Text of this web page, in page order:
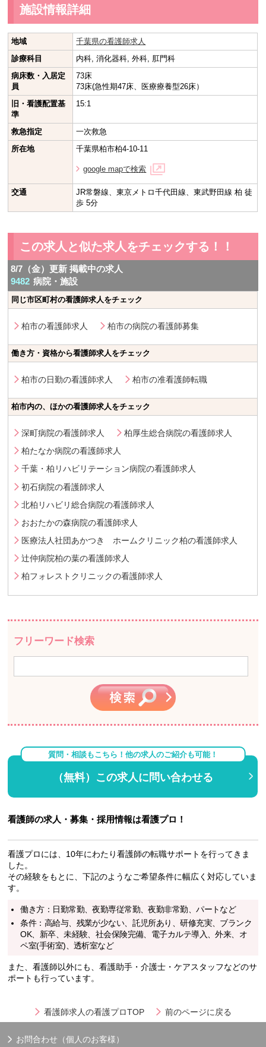
施設情報詳細
地域
千葉県の看護師求人
診療科目
内科, 消化器科, 外科, 肛門科
病床数・入居定
員
73床
73床(急性期47床、医療療養型26床）
旧・看護配置基
準
15:1
救急指定
一次救急
所在地
千葉県柏市柏4-10-11
google mapで検索
交通
JR常磐線、東京メトロ千代田線、東武野田線 柏 徒
歩 5分
この求人と似た求人をチェックする！！
8/7（金）更新 掲載中の求人
9482 病院・施設
同じ市区町村の看護師求人をチェック
柏市の看護師求人 柏市の病院の看護師募集
働き方・資格から看護師求人をチェック
柏市の日勤の看護師求人 柏市の准看護師転職
柏市内の、ほかの看護師求人をチェック
深町病院の看護師求人
柏厚生総合病院の看護師求人
柏たなか病院の看護師求人
千葉・柏リハビリテーション病院の看護師求人
初石病院の看護師求人
北柏リハビリ総合病院の看護師求人
おおたかの森病院の看護師求人
医療法人社団あかつき ホームクリニック柏の看護師求人
辻仲病院柏の葉の看護師求人
柏フォレストクリニックの看護師求人
フリーワード検索
質問・相談もこちら！他の求人のご紹介も可能！
（無料）この求人に問い合わせる
看護師の求人・募集・採用情報は看護プロ！
看護プロには、10年にわたり看護師の転職サポートを行ってきま
した。
その経験をもとに、下記のようなご希望条件に幅広く対応していま
す。
働き方：日勤常勤、夜勤専従常勤、夜勤非常勤、パートなど
条件：高給与、残業が少ない、託児所あり、研修充実、ブランク
OK、新卒、未経験、社会保険完備、電子カルテ導入、外来、オ
ペ室(手術室)、透析室など
また、看護師以外にも、看護助手・介護士・ケアスタッフなどのサ
ポートも行っています。
看護師求人の看護プロTOP 前のページに戻る
お問合わせ（個人のお客様）